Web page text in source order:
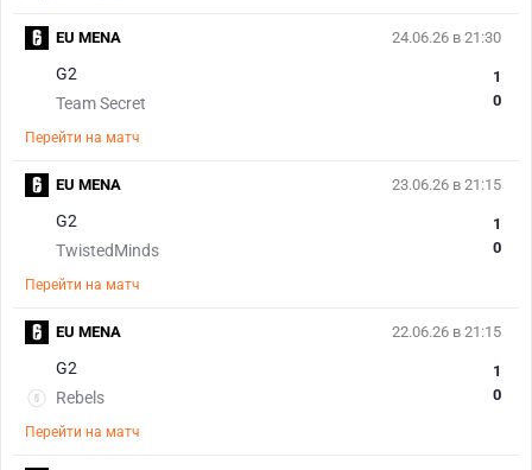
24.06.26 в 21:30
G2
Team Secret
1
0
Перейти на матч
EU MENA
23.06.26 в 21:15
G2
TwistedMinds
1
0
Перейти на матч
EU MENA
22.06.26 в 21:15
G2
Rebels
1
0
Перейти на матч
EU MENA